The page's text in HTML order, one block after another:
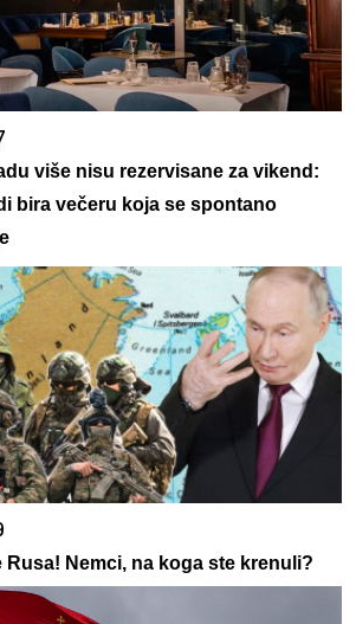
više nisu rezervisane za vikend:
bira večeru koja se spontano
Rusa! Nemci, na koga ste krenuli?